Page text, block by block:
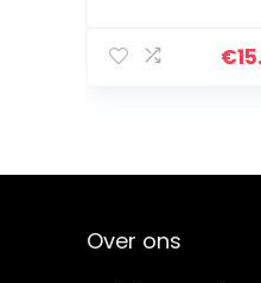
transparant,€
Over ons